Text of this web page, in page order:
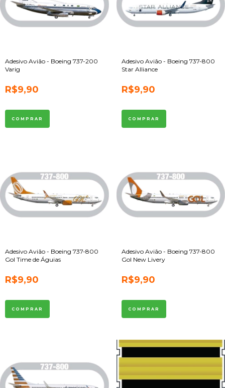
Adesivo Avião - Boeing 737-200
Varig
R$9,90
Adesivo Avião - Boeing 737-800
Star Alliance
R$9,90
Adesivo Avião - Boeing 737-800
Gol Time de Águias
R$9,90
Adesivo Avião - Boeing 737-800
Gol New Livery
R$9,90